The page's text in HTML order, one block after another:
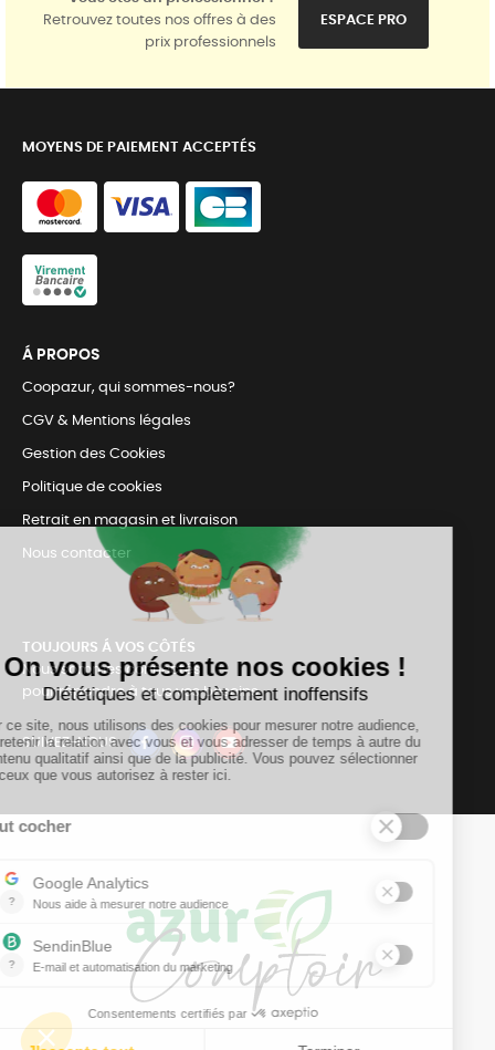
Retrouvez toutes nos offres à des
prix professionnels
ESPACE PRO
MOYENS DE PAIEMENT ACCEPTÉS
Á PROPOS
Coopazur, qui sommes-nous?
CGV & Mentions légales
Gestion des Cookies
Politique de cookies
Retrait en magasin et livraison
Nous contacter
TOUJOURS Á VOS CÔTÉS
Nous sommes connectés
pour répondre à tous vos besoins
SUIVEZ-NOUS